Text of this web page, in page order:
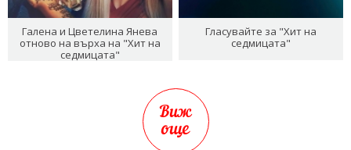
Галена и Цветелина Янева
отново на върха на "Хит на
седмицата"
Гласувайте за "Хит на
седмицата"
Виж
още